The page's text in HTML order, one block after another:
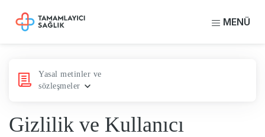
MENÜ
Yasal metinler ve
sözleşmeler
Gizlilik ve Kullanıcı